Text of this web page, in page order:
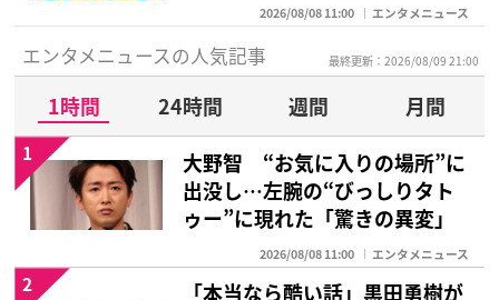
2026/08/08 11:00 エンタメニュース
エンタメニュースの人気記事 最終更新：2026/08/09 21:00
1時間 24時間 週間
月間
大野智 “お気に入りの場所”に
出没し…左腕の“びっしりタト
ゥー”に現れた「驚きの異変」
2026/08/08 11:00 エンタメニュース
1
「本当なら酷い話」黒田勇樹が
2